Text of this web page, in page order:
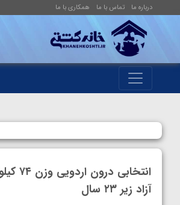
درباره ما تماس با ما همکاری با ما
انتخابی
آزاد زیر ۲۳ سال